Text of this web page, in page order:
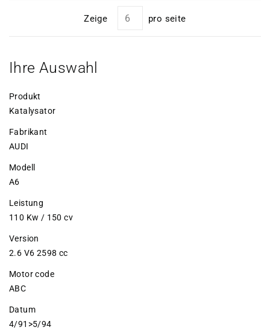
Zeige pro seite
Ihre Auswahl
Produkt
Katalysator
Fabrikant
AUDI
Modell
A6
Leistung
110 Kw / 150 cv
Version
2.6 V6 2598 cc
Motor code
ABC
Datum
4/91>5/94